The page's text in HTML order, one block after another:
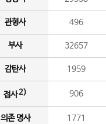
관형사 496
부사 32657
감탄사 1959
접사2) 906
의존 명사 1771